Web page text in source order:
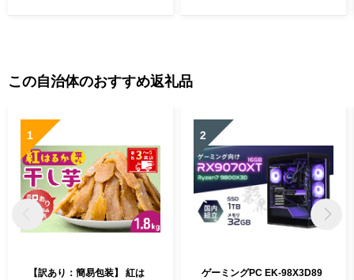
この自治体のおすすめ返礼品
1
【訳あり：簡易包装】 紅は
2
ゲーミングPC EK-98X3D89